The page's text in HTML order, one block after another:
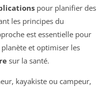
pour planifier des
les principes du
est essentielle pour
et optimiser les
sur la santé.
kayakiste ou campeur,